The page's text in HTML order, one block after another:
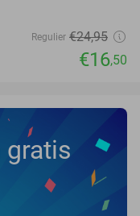
Regulier €24,95
€16,50
gratis